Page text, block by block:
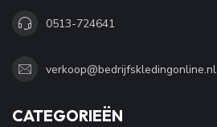
0513-724641
verkoop@bedrijfskledingonline.nl
CATEGORIEËN